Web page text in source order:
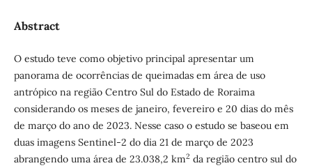
Abstract
O estudo teve como objetivo principal apresentar um
panorama de ocorrências de queimadas em área de uso
antrópico na região Centro Sul do Estado de Roraima
considerando os meses de janeiro, fevereiro e 20 dias do mês
de março do ano de 2023. Nesse caso o estudo se baseou em
duas imagens Sentinel-2 do dia 21 de março de 2023
abrangendo uma área de 23.038,2 km2 da região centro sul do